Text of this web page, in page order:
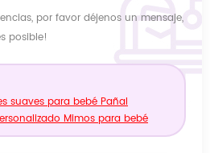
por favor déjenos un mensaje,
posible!
suaves para bebé Pañal
Mimos para bebé